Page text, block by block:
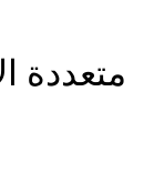
متعددة